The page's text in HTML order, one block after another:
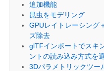
追加機能
昆虫をモデリング
GPUレイトレーシング
ズ除去
glTFインポートでスキ
ントの読み込み方式を
3Dパラメトリックツー